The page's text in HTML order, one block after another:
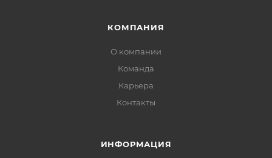
КОМПАНИЯ
О компании
Команда
Карьера
Контакты
ИНФОРМАЦИЯ